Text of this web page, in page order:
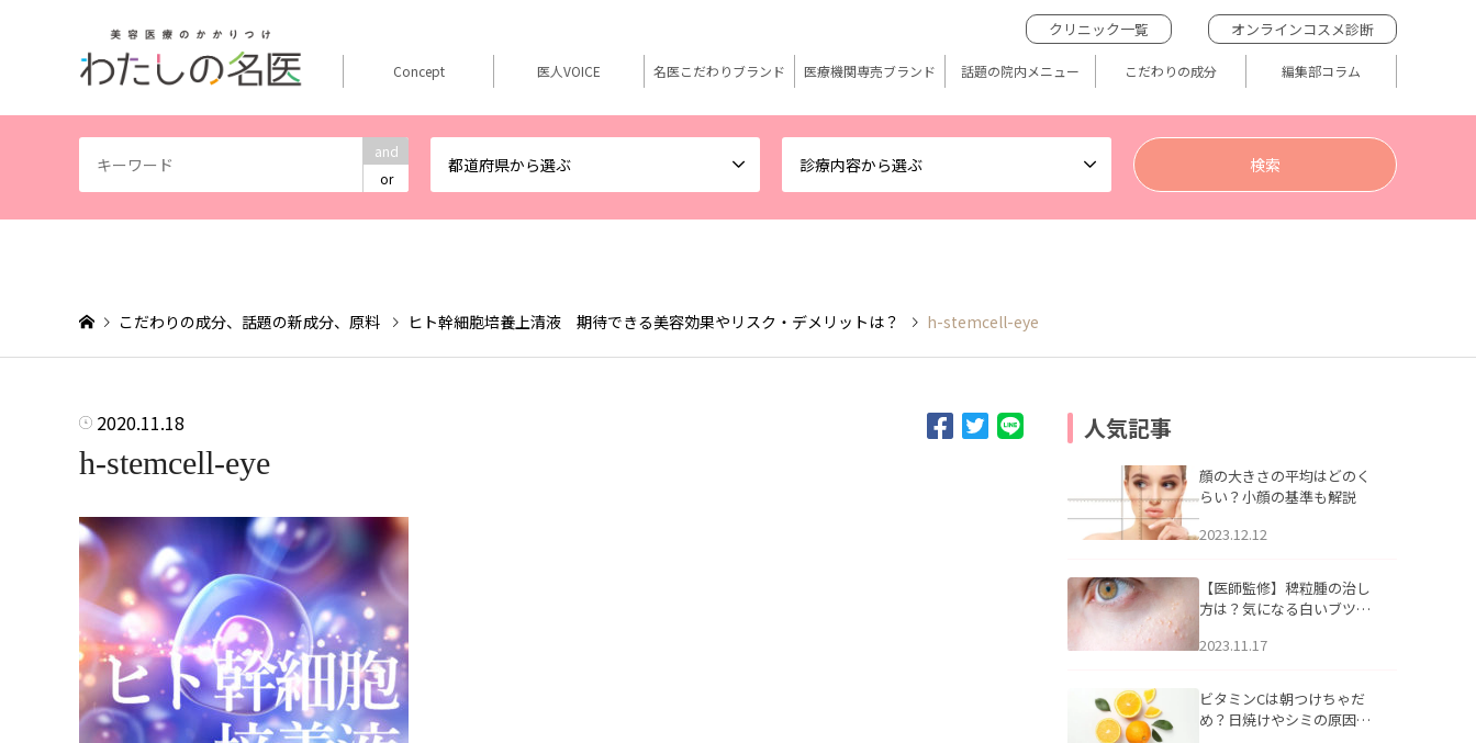
and
or
都道府県から選ぶ 診療内容から選ぶ
クリニック一覧 オンラインコスメ診断
Concept 医人VOICE 名医こだわりブランド 医療機関専売ブランド 話題の院内メニュー こだわりの成分 編集部コラム
こだわりの成分、話題の新成分、原料 ヒト幹細胞培養上清液 期待できる美容効果やリスク・デメリットは？ h-stemcell-eye
2020.11.18
h-stemcell-eye
人気記事
顔の大きさの平均はどのく
らい？小顔の基準も解説
2023.12.12
【医師監修】稗粒腫の治し
方は？気になる白いブツブ
アについて
2023.11.17
ビタミンCは朝つけちゃだ
め？日焼けやシミの原因に